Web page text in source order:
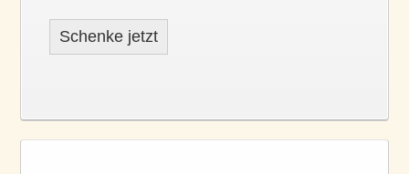
Schenke jetzt